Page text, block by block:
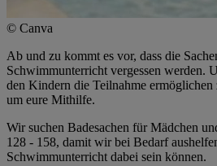
© Canva
Ab und zu kommt es vor, dass die
Schwimmunterricht vergessen werden.
den Kindern die Teilnahme
um eure Mithilfe.
Wir suchen Badesachen für Mädchen
128 - 158, damit wir bei Bedarf
Schwimmunterricht dabei sein können.